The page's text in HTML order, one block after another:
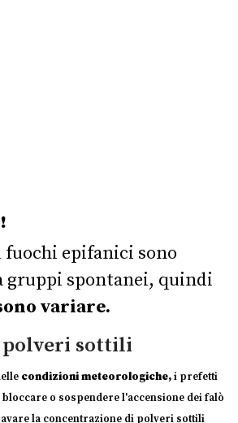
fuochi epifanici sono
gruppi spontanei, quindi
variare.
polveri sottili
condizioni meteorologiche,i prefetti
o sospendere l'accensione dei falò
la concentrazione di polveri sottili